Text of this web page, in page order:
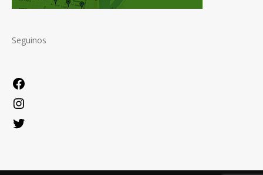
Seguinos